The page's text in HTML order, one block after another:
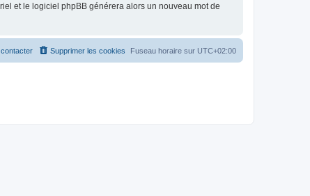
et le logiciel phpBB générera alors un nouveau mot de
Fuseau horaire sur UTC+02:00
Supprimer les cookies